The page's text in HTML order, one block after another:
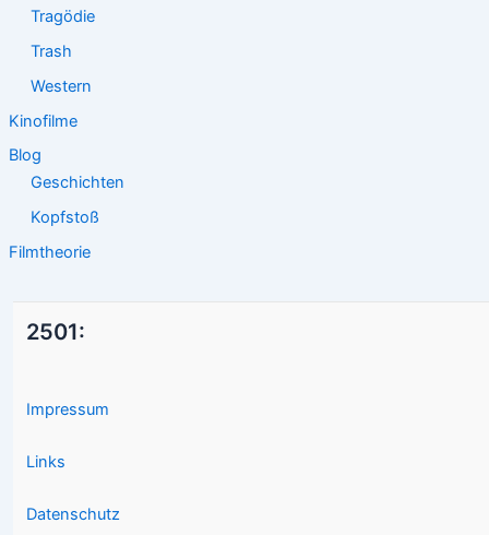
Tragödie
Trash
Western
Kinofilme
Blog
Geschichten
Kopfstoß
Filmtheorie
2501:
Impressum
Links
Datenschutz